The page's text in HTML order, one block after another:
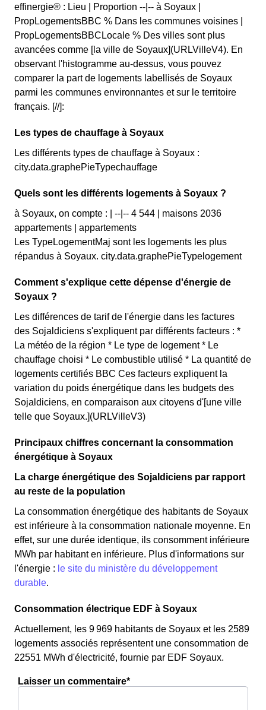
effinergie® : Lieu | Proportion --|-- à Soyaux |
PropLogementsBBC % Dans les communes voisines |
PropLogementsBBCLocale % Des villes sont plus
avancées comme [la ville de Soyaux](URLVilleV4). En
observant l'histogramme au-dessus, vous pouvez
comparer la part de logements labellisés de Soyaux
parmi les communes environnantes et sur le territoire
français. [//]:
Les types de chauffage à Soyaux
Les différents types de chauffage à Soyaux :
city.data.graphePieTypechauffage
Quels sont les différents logements à Soyaux ?
à Soyaux, on compte : | --|-- 4 544 | maisons 2036
appartements | appartements
Les TypeLogementMaj sont les logements les plus
répandus à Soyaux. city.data.graphePieTypelogement
Comment s'explique cette dépense d'énergie de
Soyaux ?
Les différences de tarif de l'énergie dans les factures
des Sojaldiciens s'expliquent par différents facteurs : *
La météo de la région * Le type de logement * Le
chauffage choisi * Le combustible utilisé * La quantité de
logements certifiés BBC Ces facteurs expliquent la
variation du poids énergétique dans les budgets des
Sojaldiciens, en comparaison aux citoyens d'[une ville
telle que Soyaux.](URLVilleV3)
Principaux chiffres concernant la consommation
énergétique à Soyaux
La charge énergétique des Sojaldiciens par rapport
au reste de la population
La consommation énergétique des habitants de Soyaux
est inférieure à la consommation nationale moyenne. En
effet, sur une durée identique, ils consomment inférieure
MWh par habitant en inférieure. Plus d'informations sur
l'énergie : le site du ministère du développement
durable.
Consommation électrique EDF à Soyaux
Actuellement, les 9 969 habitants de Soyaux et les 2589
logements associés représentent une consommation de
22551 MWh d'électricité, fournie par EDF Soyaux.
Laisser un commentaire*